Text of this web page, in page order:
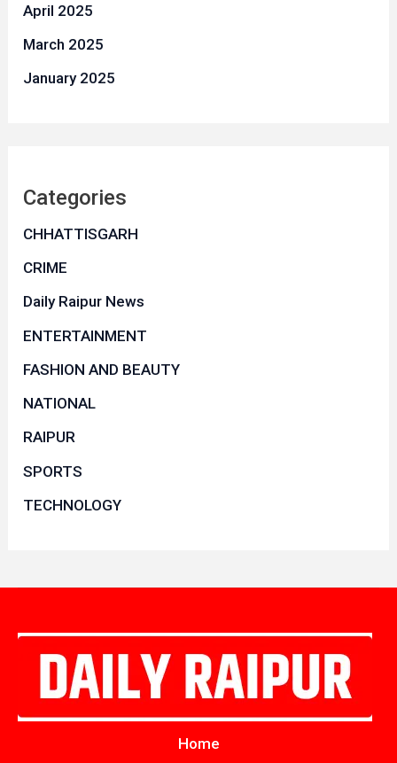
April 2025
March 2025
January 2025
Categories
CHHATTISGARH
CRIME
Daily Raipur News
ENTERTAINMENT
FASHION AND BEAUTY
NATIONAL
RAIPUR
SPORTS
TECHNOLOGY
Home